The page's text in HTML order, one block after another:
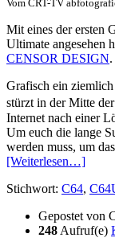
Vom CRT-TV
Mit eines der ersten
Ultimate angesehen
CENSOR DESIGN.
Grafisch ein
stürzt in der Mitte
Internet nach einer
Um euch die lange
werden muss, um
[Weiterlesen…]
Stichwort: C64,
Gepostet von
248 Aufruf(e)